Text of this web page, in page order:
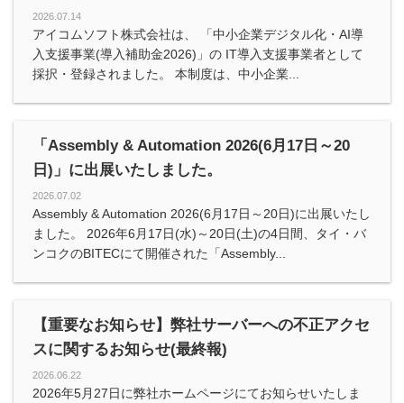
2026.07.14
アイコムソフト株式会社は、 「中小企業デジタル化・AI導
入支援事業(導入補助金2026)」の IT導入支援事業者として
採択・登録されました。 本制度は、中小企業...
「Assembly & Automation 2026(6月17日～20
日)」に出展いたしました。
2026.07.02
Assembly & Automation 2026(6月17日～20日)に出展いたし
ました。 2026年6月17日(水)～20日(土)の4日間、タイ・バ
ンコクのBITECにて開催された「Assembly...
【重要なお知らせ】弊社サーバーへの不正アクセ
スに関するお知らせ(最終報)
2026.06.22
2026年5月27日に弊社ホームページにてお知らせいたしま